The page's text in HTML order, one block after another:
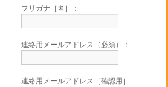
フリガナ［名］：
連絡用メールアドレス（必須）：
連絡用メールアドレス［確認用］